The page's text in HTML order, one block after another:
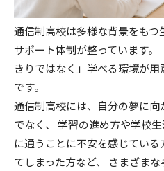
通信制高校は多様な背景をも
サポート体制が整っています。
きりではなく」学べる環境が
です。
通信制高校には、自分の夢に
でなく、 学習の進め方や学校
に通うことに不安を感じてい
てしまった方など、 さまざま